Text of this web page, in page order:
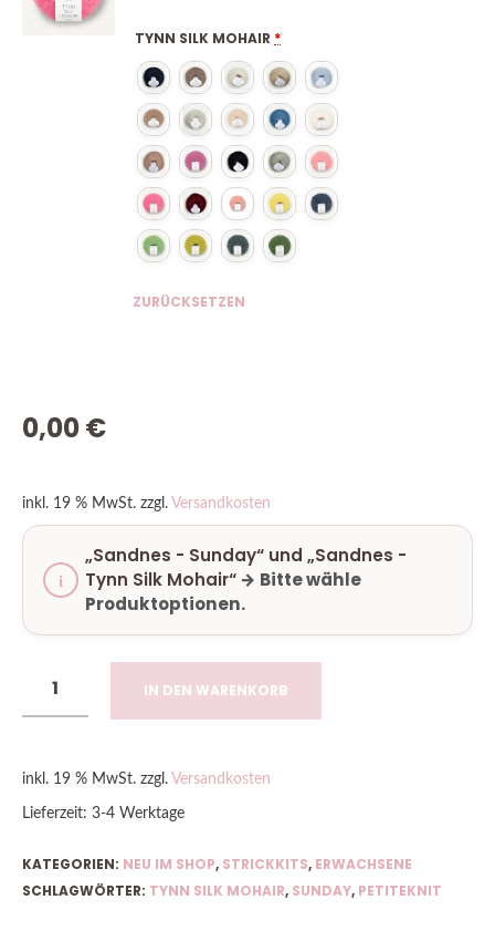
TYNN SILK MOHAIR *
ZURÜCKSETZEN
0,00€
inkl. 19 % MwSt. zzgl. Versandkosten
„Sandnes - Sunday“ und „Sandnes -
Tynn Silk Mohair“ → Bitte wähle
Produktoptionen.
IN DEN WARENKORB
inkl. 19 % MwSt. zzgl. Versandkosten
Lieferzeit: 3-4 Werktage
KATEGORIEN: NEU IM SHOP, STRICKKITS, ERWACHSENE
SCHLAGWÖRTER: TYNN SILK MOHAIR, SUNDAY, PETITEKNIT